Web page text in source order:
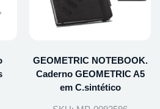
GEOMETRIC NOTEBOOK.
Caderno GEOMETRIC A5
em C.sintético